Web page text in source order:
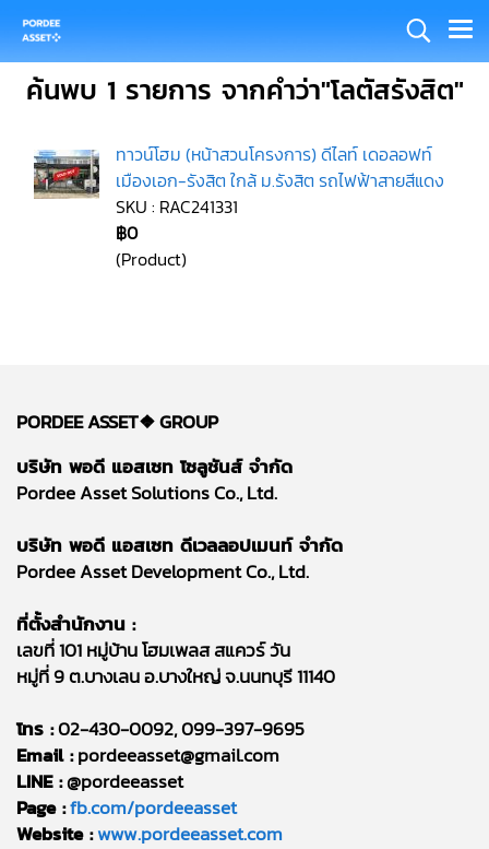
ค้นพบ 1 รายการ จากคำว่า"โลตัสรังสิต"
ทาวน์โฮม (หน้าสวนโครงการ) ดีไลท์ เดอลอฟท์
เมืองเอก-รังสิต ใกล้ ม.รังสิต รถไฟฟ้าสายสีแดง
SKU : RAC241331
฿0
(Product)
PORDEE ASSET❖GROUP
บริษัท พอดี แอสเซท โซลูชันส์ จำกัด
Pordee Asset Solutions Co., Ltd.
บริษัท พอดี แอสเซท ดีเวลลอปเมนท์ จำกัด
Pordee Asset Development Co., Ltd.
ที่ตั้งสำนักงาน :
เลขที่ 101 หมู่บ้าน โฮมเพลส สแควร์ วัน
หมู่ที่ 9 ต.บางเลน อ.บางใหญ่ จ.นนทบุรี 11140
โทร :02-430-0092, 099-397-9695
Email :pordeeasset@gmail.com
LINE :@pordeeasset
Page :fb.com/pordeeasset
Website :www.pordeeasset.com